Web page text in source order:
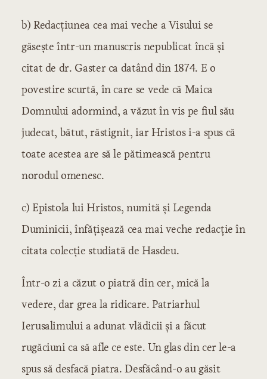
b) Redacţiunea cea mai veche a Visului se
găseşte într-un manuscris nepublicat încă şi
citat de dr. Gaster ca datând din 1874. E o
povestire scurtă, în care se vede că Maica
Domnului adormind, a văzut în vis pe fiul său
judecat, bătut, răstignit, iar Hristos i-a spus că
toate acestea are să le pătimească pentru
norodul omenesc.
c) Epistola lui Hristos, numită şi Legenda
Duminicii, înfăţişează cea mai veche redacţie în
citata colecţie studiată de Hasdeu.
Într-o zi a căzut o piatră din cer, mică la
vedere, dar grea la ridicare. Patriarhul
Ierusalimului a adunat vlădicii şi a făcut
rugăciuni ca să afle ce este. Un glas din cer le-a
spus să desfacă piatra. Desfăcând-o au găsit